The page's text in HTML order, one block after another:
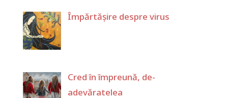
Împărtășire despre virus
Cred în împreună, de-
adevăratelea